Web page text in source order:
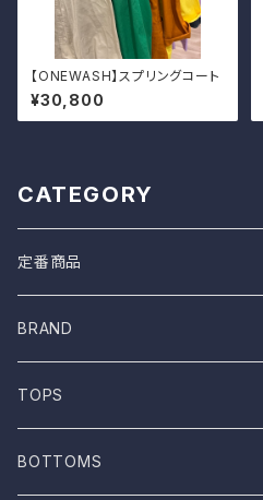
【ONEWASH】スプリングコート
¥30,800
CATEGORY
定番商品
BRAND
ONE WASH
Mau
TOPS
T-shirt
BOTTOMS